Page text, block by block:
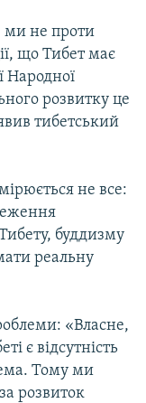
ми не проти
що Тибет має
Народної
розвитку це
тибетський
не все:
буддизму
реальну
«Власне,
є відсутність
Тому ми
розвиток